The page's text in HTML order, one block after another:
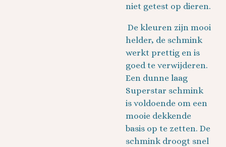
niet getest op dieren.
De kleuren zijn mooi
helder, de schmink
werkt prettig en is
goed te verwijderen.
Een dunne laag
Superstar schmink
is voldoende om een
mooie dekkende
basis op te zetten. De
schmink droogt snel